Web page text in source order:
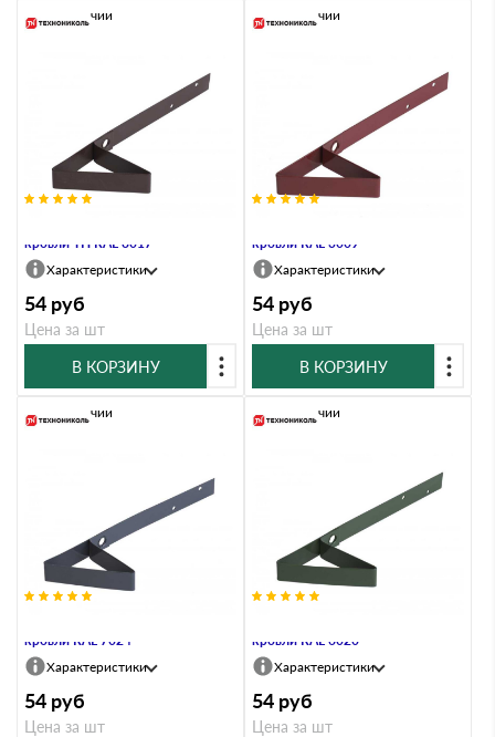
кровли ТН RAL 8017
В наличии
Характеристики
54 руб
Цена за шт
В КОРЗИНУ
кровли RAL 3009
В наличии
Характеристики
54 руб
Цена за шт
В КОРЗИНУ
кровли RAL 7024
В наличии
Характеристики
54 руб
Цена за шт
кровли RAL 6020
В наличии
Характеристики
54 руб
Цена за шт